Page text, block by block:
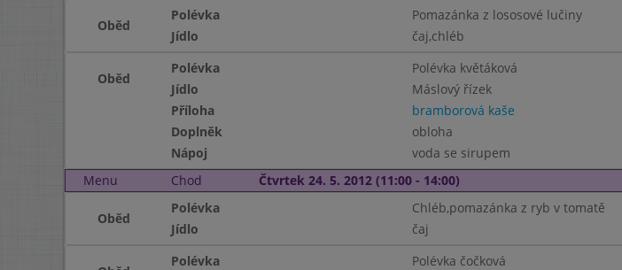
Oběd
Polévka
Pomazánka z lososové lučiny
Jídlo
čaj,chléb
Oběd
Polévka
Polévka květáková
Jídlo
Máslový řízek
Příloha
bramborová kaše
Doplněk
obloha
Nápoj
voda se sirupem
Menu
Chod Čtvrtek 24. 5. 2012 (11:00 - 14:00)
Oběd
Polévka
Chléb,pomazánka z ryb v tomatě
Jídlo
čaj
Polévka Polévka čočková